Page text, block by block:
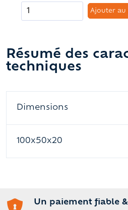
Ajouter au
Résumé des
techniques
Dimensions
100x50x20
Un paiement fiable